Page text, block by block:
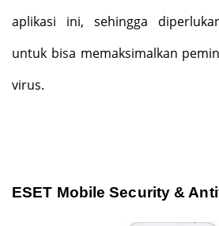
aplikasi ini, sehingga
untuk bisa memaksimalkan
virus.
ESET Mobile Security &